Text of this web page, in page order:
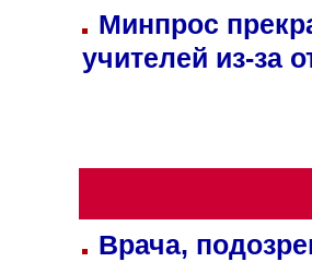
Минпрос
учителей из-за
Врача,